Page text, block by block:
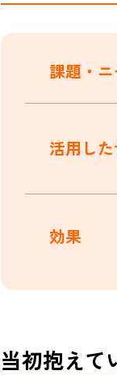
課題・
活用し
効果
当初抱えて